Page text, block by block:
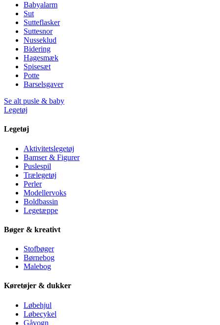
Babyalarm
Sut
Sutteflasker
Suttesnor
Nusseklud
Bidering
Hagesmæk
Spisesæt
Potte
Barselsgaver
Se alt pusle & baby
Legetøj
Legetøj
Aktivitetslegetøj
Bamser & Figurer
Puslespil
Trælegetøj
Perler
Modellervoks
Boldbassin
Legetæppe
Bøger & kreativt
Stofbøger
Børnebog
Malebog
Køretøjer & dukker
Løbehjul
Løbecykel
Gåvogn